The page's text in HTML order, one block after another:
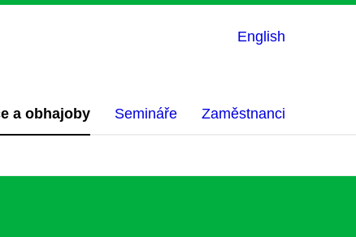
English
a obhajoby Semináře Zaměstnanci